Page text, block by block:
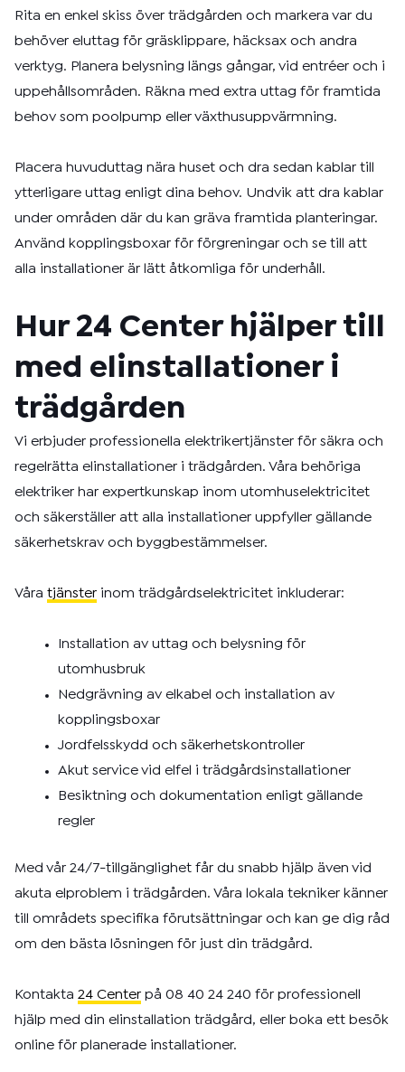
Rita en enkel skiss över trädgården och markera var du
behöver eluttag för gräsklippare, häcksax och andra
verktyg. Planera belysning längs gångar, vid entréer och i
uppehållsområden. Räkna med extra uttag för framtida
behov som poolpump eller växthusuppvärmning.
Placera huvuduttag nära huset och dra sedan kablar till
ytterligare uttag enligt dina behov. Undvik att dra kablar
under områden där du kan gräva framtida planteringar.
Använd kopplingsboxar för förgreningar och se till att
alla installationer är lätt åtkomliga för underhåll.
Hur 24 Center hjälper till
med elinstallationer i
trädgården
Vi erbjuder professionella elektrikertjänster för säkra och
regelrätta elinstallationer i trädgården. Våra behöriga
elektriker har expertkunskap inom utomhuselektricitet
och säkerställer att alla installationer uppfyller gällande
säkerhetskrav och byggbestämmelser.
Våra tjänster inom trädgårdselektricitet inkluderar:
Installation av uttag och belysning för
utomhusbruk
Nedgrävning av elkabel och installation av
kopplingsboxar
Jordfelsskydd och säkerhetskontroller
Akut service vid elfel i trädgårdsinstallationer
Besiktning och dokumentation enligt gällande
regler
Med vår 24/7-tillgänglighet får du snabb hjälp även vid
akuta elproblem i trädgården. Våra lokala tekniker känner
till områdets specifika förutsättningar och kan ge dig råd
om den bästa lösningen för just din trädgård.
Kontakta 24 Center på 08 40 24 240 för professionell
hjälp med din elinstallation trädgård, eller boka ett besök
online för planerade installationer.